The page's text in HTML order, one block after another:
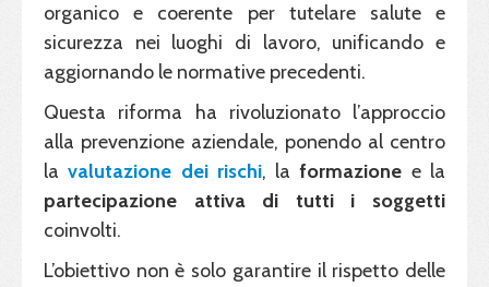
organico e coerente per tutelare salute e
sicurezza nei luoghi di lavoro, unificando e
aggiornando le normative precedenti.
Questa riforma ha rivoluzionato l’approccio
alla prevenzione aziendale, ponendo al centro
lavalutazione dei rischi, laformazione e la
partecipazione attiva di tutti i soggetti
coinvolti.
L’obiettivo non è solo garantire il rispetto delle